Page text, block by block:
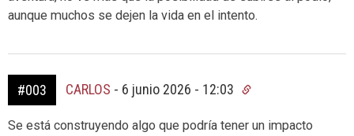
aunque muchos se dejen la vida en el intento.
#003 CARLOS - 6 junio 2026 - 12:03
Se está construyendo algo que podría tener un impacto